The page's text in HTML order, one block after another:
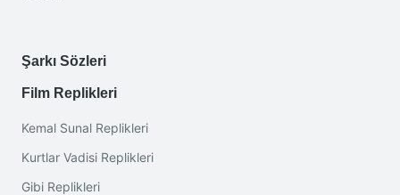
Şarkı Sözleri
Film Replikleri
Kemal Sunal Replikleri
Kurtlar Vadisi Replikleri
Gibi Replikleri